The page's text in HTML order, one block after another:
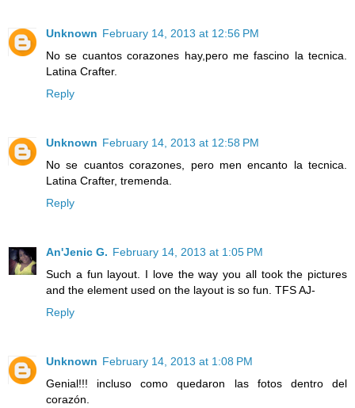
Unknown February 14, 2013 at 12:56 PM
No se cuantos corazones hay,pero me fascino la tecnica.
Latina Crafter.
Reply
Unknown February 14, 2013 at 12:58 PM
No se cuantos corazones, pero men encanto la tecnica.
Latina Crafter, tremenda.
Reply
An'Jenic G. February 14, 2013 at 1:05 PM
Such a fun layout. I love the way you all took the pictures
and the element used on the layout is so fun. TFS AJ-
Reply
Unknown February 14, 2013 at 1:08 PM
Genial!!! incluso como quedaron las fotos dentro del
corazón.